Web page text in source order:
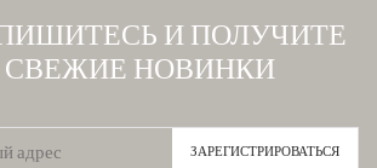
И ПОЛУЧИТЕ
СВЕЖИЕ НОВИНКИ